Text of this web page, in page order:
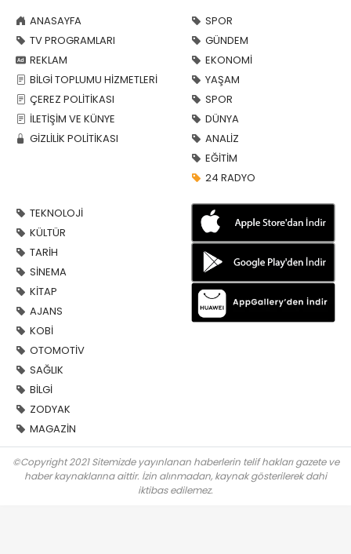
ANASAYFA
TV PROGRAMLARI
REKLAM
BİLGİ TOPLUMU HİZMETLERİ
ÇEREZ POLİTİKASI
İLETİŞİM VE KÜNYE
GİZLİLİK POLİTİKASI
SPOR
GÜNDEM
EKONOMİ
YAŞAM
SPOR
DÜNYA
ANALİZ
EĞİTİM
24 RADYO
TEKNOLOJİ
KÜLTÜR
TARİH
SİNEMA
KİTAP
AJANS
KOBİ
OTOMOTİV
SAĞLIK
BİLGİ
ZODYAK
MAGAZİN
©Copyright 2021 Sitemizde yayınlanan haberlerin telif hakları gazete ve
haber kaynaklarına aittir. İzin alınmadan, kaynak gösterilerek dahi
iktibas edilemez.